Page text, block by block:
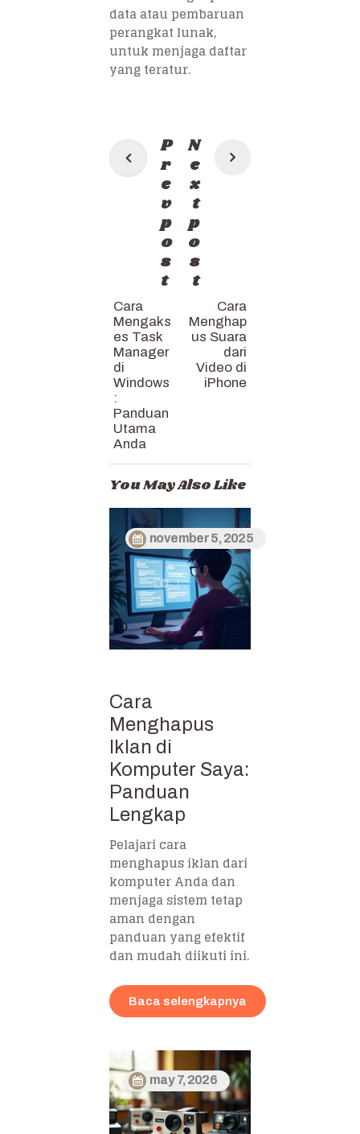
data atau pembaruan
perangkat lunak,
untuk menjaga daftar
yang teratur.
Post
navigation
P
r
e
v
p
o
s
t
Cara
Mengaks
es Task
Manager
di
Windows
:
Panduan
Utama
Anda
N
e
x
t
p
o
s
t
Cara
Menghap
us Suara
dari
Video di
iPhone
You May Also Like
november 5, 2025
Cara
Menghapus
Iklan di
Komputer Saya:
Panduan
Lengkap
Pelajari cara
menghapus iklan dari
komputer Anda dan
menjaga sistem tetap
aman dengan
panduan yang efektif
dan mudah diikuti ini.
Baca selengkapnya
may 7, 2026